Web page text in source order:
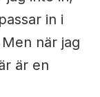
in i
när jag
är en